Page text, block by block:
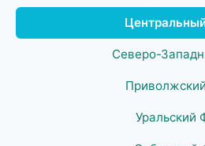
Северо-
Уральский